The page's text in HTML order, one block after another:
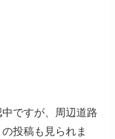
ですが、周辺道路
投稿も見られま